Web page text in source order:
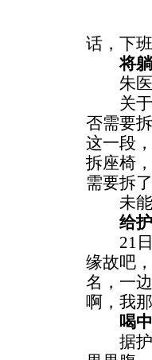
话，下
将躺
朱医生
关于在
否需要
这一段
拆座椅
需要拆了
未能“
给护
21日
缘故吧
名，一
啊，我
喝中
据护士